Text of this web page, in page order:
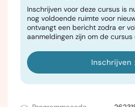
Inschrijven voor deze cursus is
nog voldoende ruimte voor
ontvangt een bericht zodra er
aanmeldingen zijn om de
Inschrijven